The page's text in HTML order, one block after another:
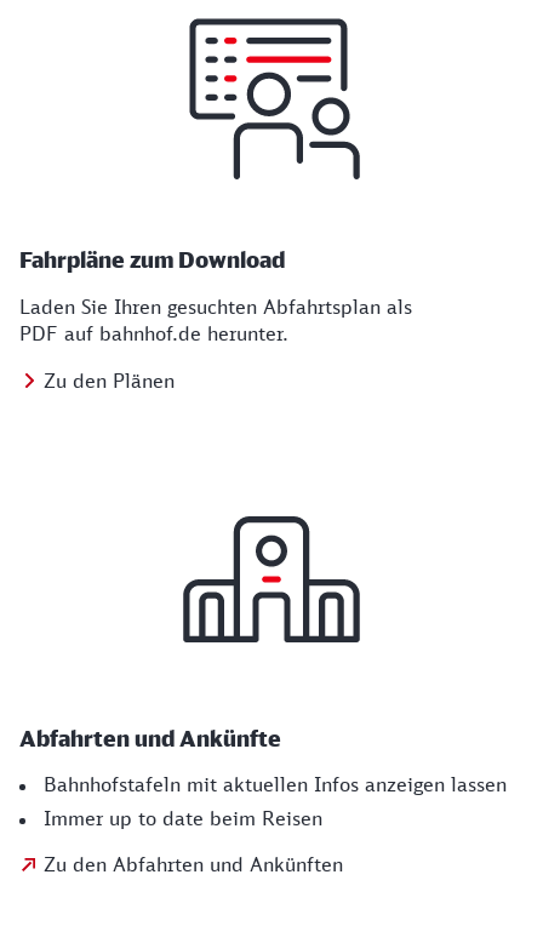
Fahrpläne zum Download
Laden Sie Ihren gesuchten Abfahrtsplan als
PDF auf bahnhof.de herunter.
Zu den Plänen
Abfahrten und Ankünfte
Bahnhofstafeln mit aktuellen Infos anzeigen lassen
Immer up to date beim Reisen
Zu den Abfahrten und Ankünften